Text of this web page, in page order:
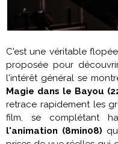
C'est une véritable
proposée pour
l'intérêt général se
Magie dans le Bayou
retrace rapidement les
film, se complétant
l'animation (8min08)